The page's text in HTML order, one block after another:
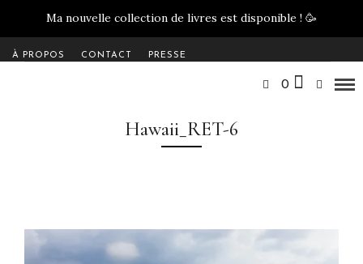
Ma nouvelle collection de livres est disponible ! 🥳
À PROPOS CONTACT PRESSE
0
Hawaii_RET-6